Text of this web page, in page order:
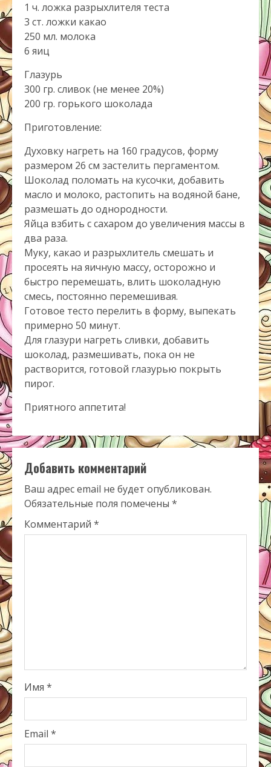
1 ч. ложка разрыхлителя теста
3 ст. ложки какао
250 мл. молока
6 яиц
Глазурь
300 гр. сливок (не менее 20%)
200 гр. горького шоколада
Приготовление:
Духовку нагреть на 160 градусов, форму
размером 26 см застелить пергаментом.
Шоколад поломать на кусочки, добавить
масло и молоко, растопить на водяной бане,
размешать до однородности.
Яйца взбить с сахаром до увеличения массы в
два раза.
Муку, какао и разрыхлитель смешать и
просеять на яичную массу, осторожно и
быстро перемешать, влить шоколадную
смесь, постоянно перемешивая.
Готовое тесто перелить в форму, выпекать
примерно 50 минут.
Для глазури нагреть сливки, добавить
шоколад, размешивать, пока он не
растворится, готовой глазурью покрыть
пирог.
Приятного аппетита!
Добавить комментарий
Ваш адрес email не будет опубликован.
Обязательные поля помечены *
Комментарий *
Имя *
Email *